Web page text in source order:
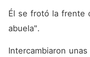
Él se frotó la frente
abuela".
Intercambiaron